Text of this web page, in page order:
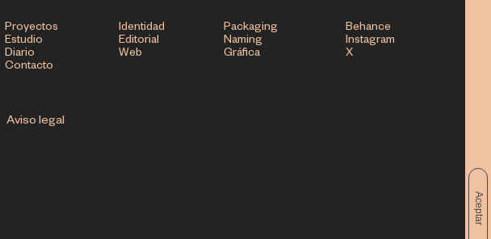
Aceptar
Proyectos
Estudio
Diario
Contacto
Identidad
Packaging
Editorial
Naming
Web
Gráfica
Behance
Instagram
X
Aviso legal